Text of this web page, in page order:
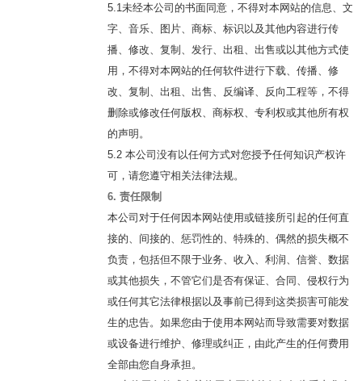
5.1未经本公司的书面同意，不得对本网站的信息、文
字、音乐、图片、商标、标识以及其他内容进行传
播、修改、复制、发行、出租、出售或以其他方式使
用，不得对本网站的任何软件进行下载、传播、修
改、复制、出租、出售、反编译、反向工程等，不得
删除或修改任何版权、商标权、专利权或其他所有权
的声明。
5.2 本公司没有以任何方式对您授予任何知识产权许
可，请您遵守相关法律法规。
6. 责任限制
本公司对于任何因本网站使用或链接所引起的任何直
接的、间接的、惩罚性的、特殊的、偶然的损失概不
负责，包括但不限于业务、收入、利润、信誉、数据
或其他损失，不管它们是否有保证、合同、侵权行为
或任何其它法律根据以及事前已得到这类损害可能发
生的忠告。如果您由于使用本网站而导致需要对数据
或设备进行维护、修理或纠正，由此产生的任何费用
全部由您自身承担。